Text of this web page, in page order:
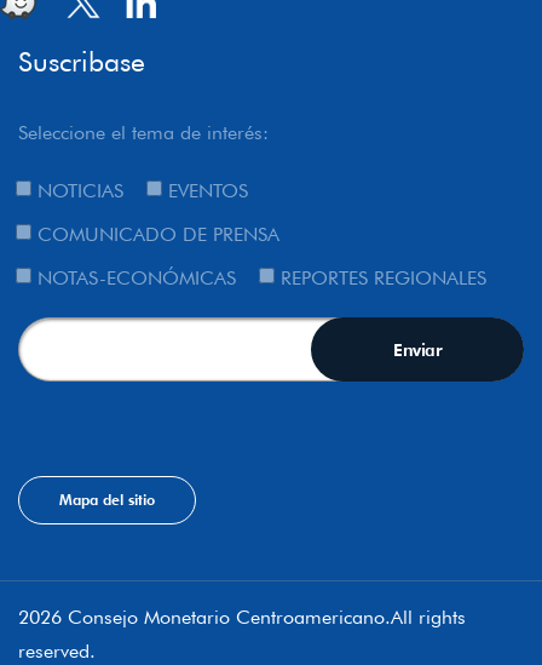
Suscribase
Seleccione el tema de interés:
NOTICIAS
EVENTOS
COMUNICADO DE PRENSA
NOTAS-ECONÓMICAS
REPORTES REGIONALES
Mapa del sitio
2026 Consejo Monetario Centroamericano.All rights
reserved.